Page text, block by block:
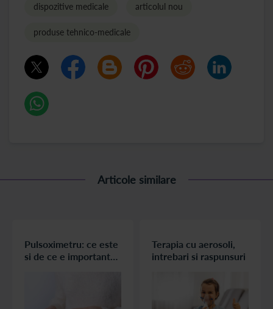
dispozitive medicale articolul nou
produse tehnico-medicale
Articole similare
Pulsoximetru: ce este
si de ce e important
Terapia cu aerosoli,
intrebari si raspunsuri